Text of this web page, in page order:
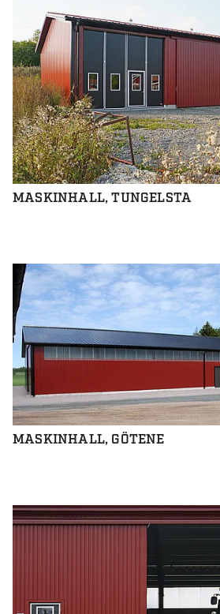
MASKINHALL, TUNGELSTA
MASKINHALL, GÖTENE